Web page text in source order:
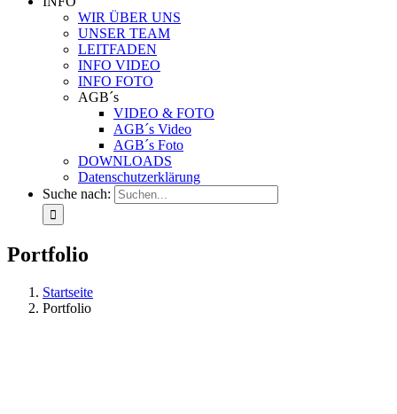
WIR ÜBER UNS
UNSER TEAM
LEITFADEN
INFO VIDEO
INFO FOTO
AGB´s
VIDEO & FOTO
AGB´s Video
AGB´s Foto
DOWNLOADS
Datenschutzerklärung
Suche nach:
Portfolio
Startseite
Portfolio